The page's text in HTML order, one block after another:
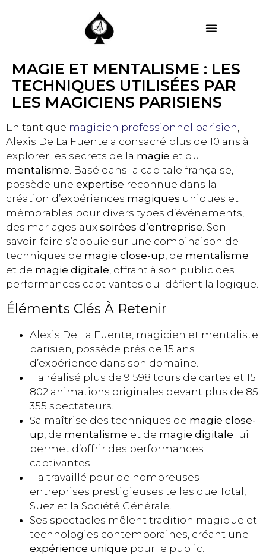
MAGIE ET MENTALISME : LES
TECHNIQUES UTILISÉES PAR
LES MAGICIENS PARISIENS
En tant que magicien professionnel parisien,
Alexis De La Fuente a consacré plus de 10 ans à
explorer les secrets de la magie et du
mentalisme. Basé dans la capitale française, il
possède une expertise reconnue dans la
création d’expériences magiques uniques et
mémorables pour divers types d’événements,
des mariages aux soirées d’entreprise. Son
savoir-faire s’appuie sur une combinaison de
techniques de magie close-up, de mentalisme
et de magie digitale, offrant à son public des
performances captivantes qui défient la logique.
Éléments Clés À Retenir
Alexis De La Fuente, magicien et mentaliste
parisien, possède près de 15 ans
d’expérience dans son domaine.
Il a réalisé plus de 9 598 tours de cartes et 15
802 animations originales devant plus de 85
355 spectateurs.
Sa maîtrise des techniques de magie close-
up , de mentalisme et de magie digitale lui
permet d’offrir des performances
captivantes.
Il a travaillé pour de nombreuses
entreprises prestigieuses telles que Total,
Suez et la Société Générale.
Ses spectacles mêlent tradition magique et
technologies contemporaines, créant une
expérience unique pour le public.